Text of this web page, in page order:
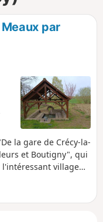
par
la gare de Crécy-la-
et Boutigny", qui
l'intéressant village
pétroliers voisins.
cultivées, où les